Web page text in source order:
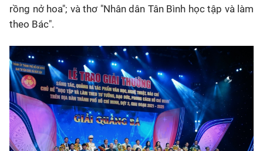
rồng nở hoa"; và thơ "Nhân dân Tân Bình học tập và làm
theo Bác".